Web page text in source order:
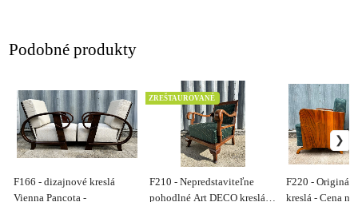
Podobné produkty
F166 - dizajnové kreslá
Vienna Pancota -
F210 - Nepredstaviteľne
pohodlné Art DECO kreslá -
ZREŠTAUROVANÉ
F220 - Originál
kreslá - Cena